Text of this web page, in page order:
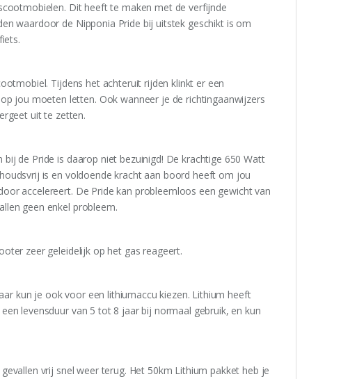
Dit heeft te maken met de verfijnde
waardoor de Nipponia Pride bij uitstek geschikt is om
Tijdens het achteruit rijden klinkt er een
jou moeten letten. Ook wanneer je de richtingaanwijzers
uit te zetten.
de Pride is daarop niet bezuinigd! De krachtige 650 Watt
is en voldoende kracht aan boord heeft om jou
accelereert. De Pride kan probleemloos een gewicht van
geen enkel probleem.
zeer geleidelijk op het gas reageert.
kun je ook voor een lithiumaccu kiezen. Lithium heeft
levensduur van 5 tot 8 jaar bij normaal gebruik, en kun
vrij snel weer terug. Het 50km Lithium pakket heb je